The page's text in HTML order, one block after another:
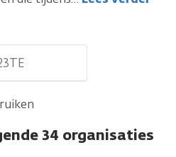
34 organisaties